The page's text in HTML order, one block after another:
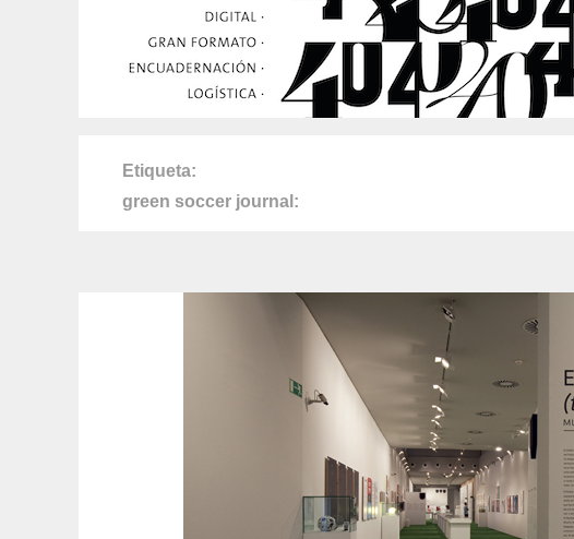
Etiqueta
green soccer journal